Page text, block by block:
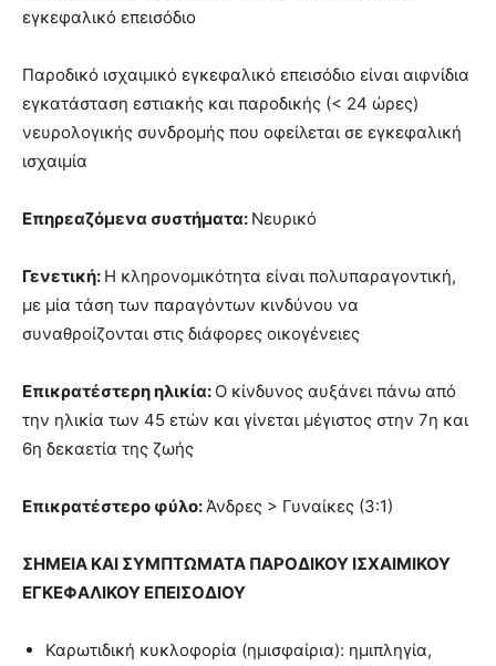
εγκεφαλικό επεισόδιο
Παροδικό ισχαιμικό εγκεφαλικό επεισόδιο είναι αιφνίδια
εγκατάσταση εστιακής και παροδικής (< 24 ώρες)
νευρολογικής συνδρομής που οφείλεται σε εγκεφαλική
ισχαιμία
Επηρεαζόμενα συστήματα: Νευρικό
Γενετική: Η κληρονομικότητα είναι πολυπαραγοντική,
με μία τάση των παραγόντων κινδύνου να
συναθροίζονται στις διάφορες οικογένειες
Επικρατέστερη ηλικία: Ο κίνδυνος αυξάνει πάνω από
την ηλικία των 45 ετών και γίνεται μέγιστος στην 7η και
6η δεκαετία της ζωής
Επικρατέστερο φύλο: Άνδρες > Γυναίκες (3:1)
ΣΗΜΕΙΑ ΚΑΙ ΣΥΜΠΤΩΜΑΤΑ ΠΑΡΟΔΙΚΟΥ ΙΣΧΑΙΜΙΚΟΥ
ΕΓΚΕΦΑΛΙΚΟΥ ΕΠΕΙΣΟΔΙΟΥ
Καρωτιδική κυκλοφορία (ημισφαίρια): ημιπληγία,